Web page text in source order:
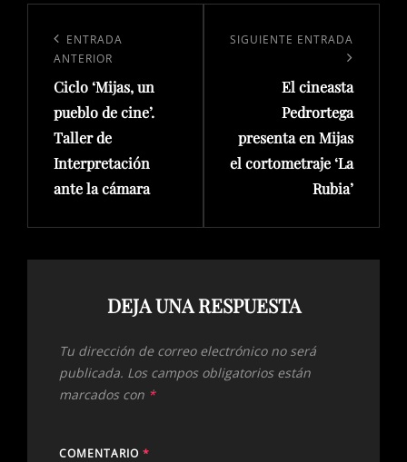
ENTRADA
ANTERIOR
Ciclo ‘Mijas, un
pueblo de cine’.
Taller de
Interpretación
ante la cámara
SIGUIENTE ENTRADA
El cineasta
Pedrortega
presenta en Mijas
el cortometraje ‘La
Rubia’
DEJA UNA RESPUESTA
Tu dirección de correo electrónico no será
publicada. Los campos obligatorios están
marcados con *
COMENTARIO *